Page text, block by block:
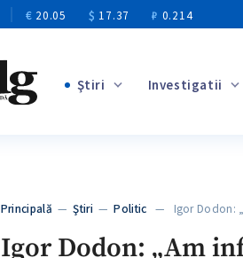
€ 20.05 $ 17.37 ₽ 0.214
Ştiri Investigatii
Principală —Ştiri —Politic — Igor Dodon:
Igor Dodon: „Am